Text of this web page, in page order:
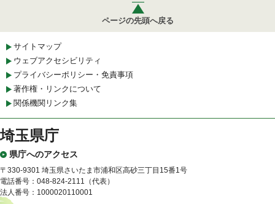
ページの先頭へ戻る
サイトマップ
ウェブアクセシビリティ
プライバシーポリシー・免責事項
著作権・リンクについて
関係機関リンク集
埼玉県庁
県庁へのアクセス
〒330-9301 埼玉県さいたま市浦和区高砂三丁目15番1号
電話番号：048-824-2111（代表）
法人番号：1000020110001